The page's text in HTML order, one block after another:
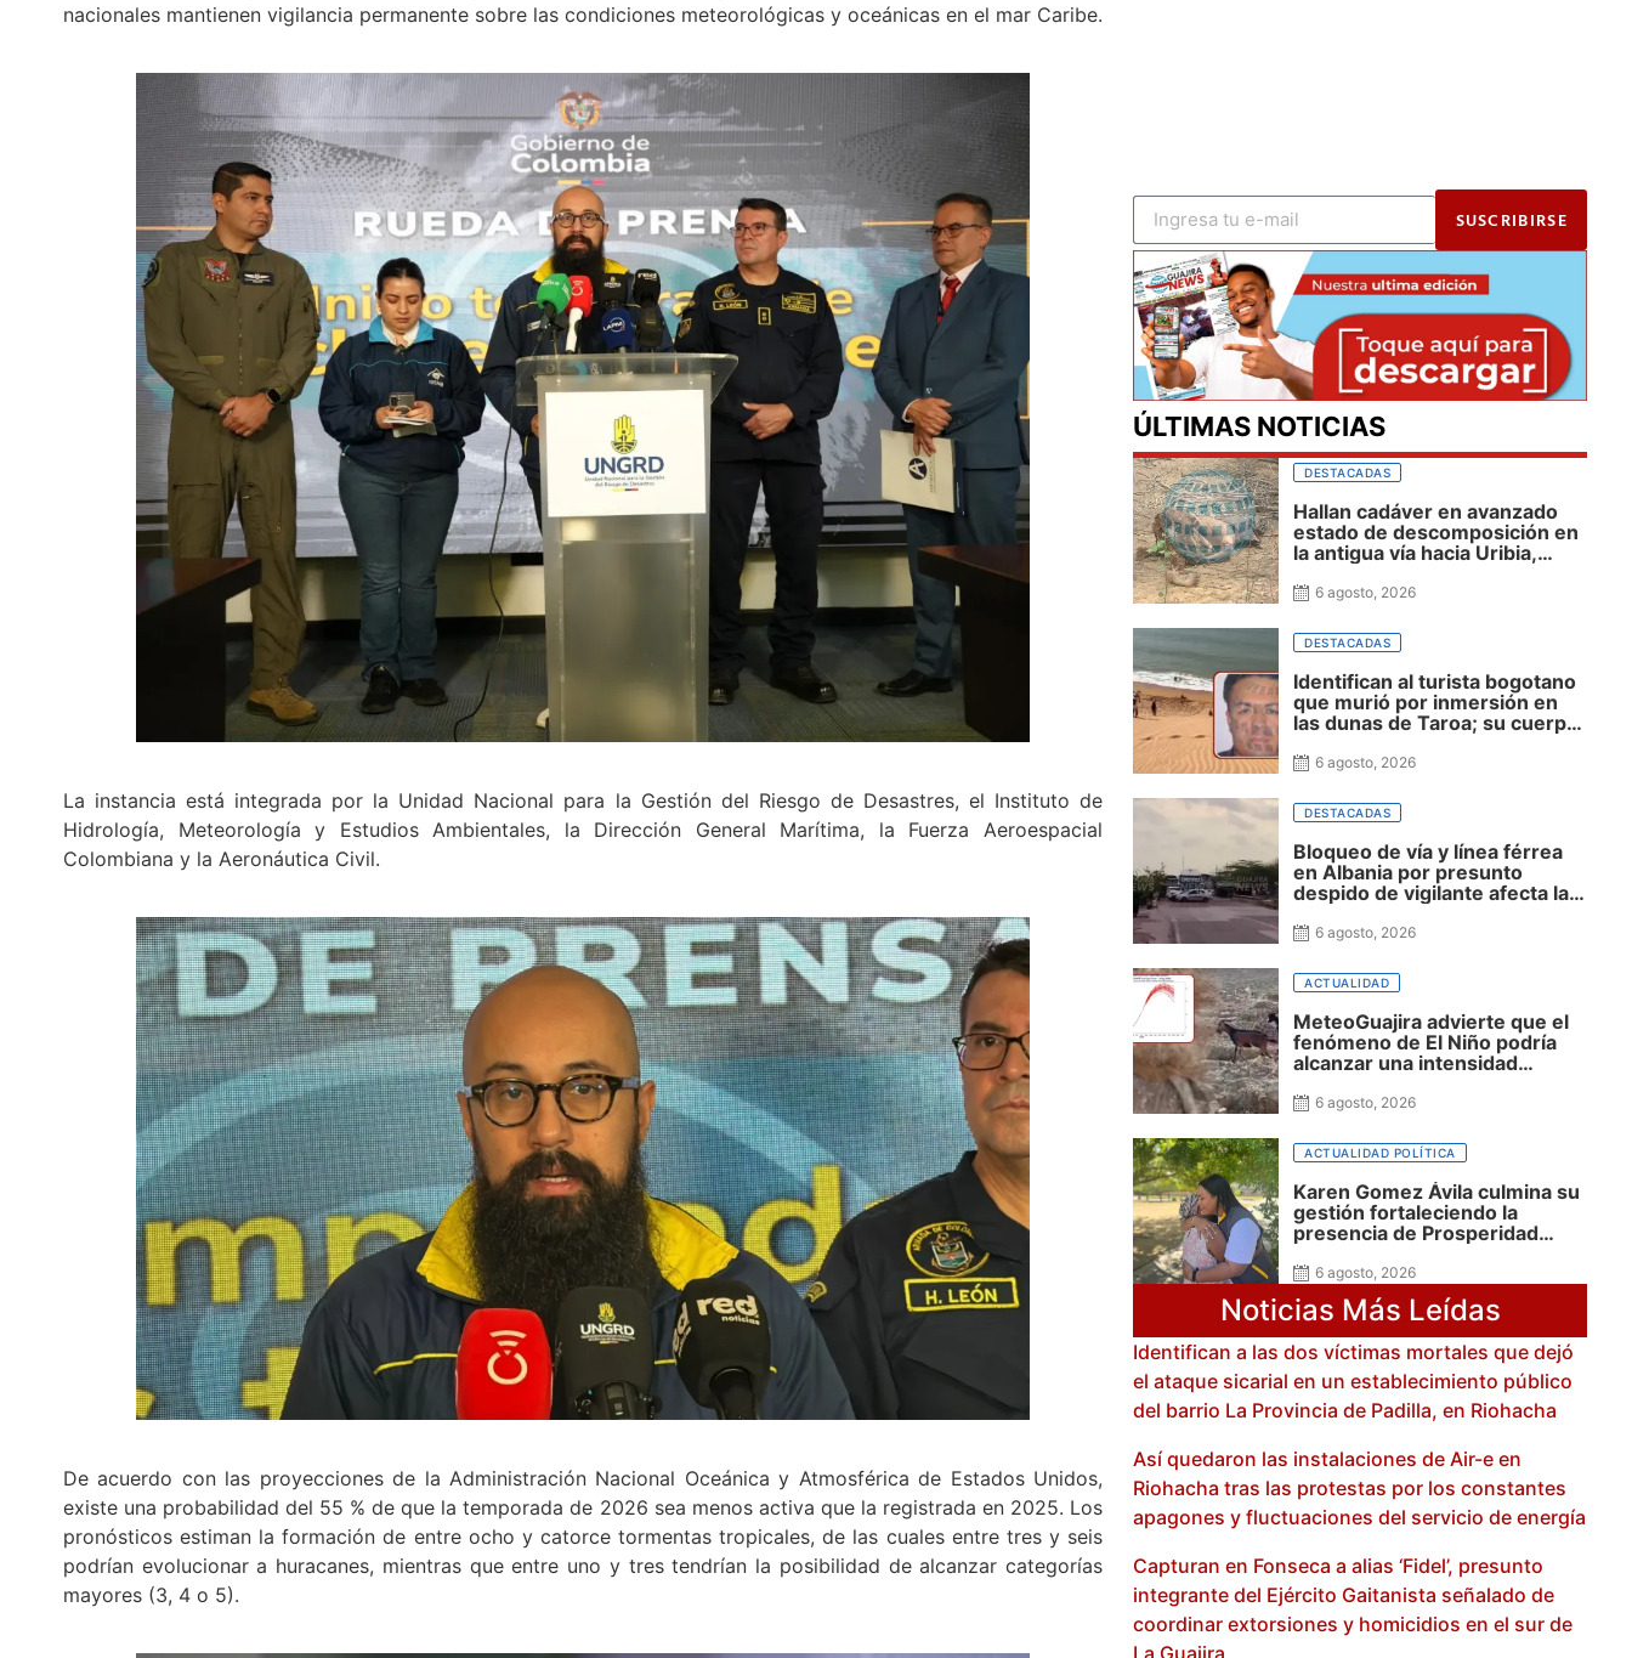
nacionales mantienen vigilancia permanente sobre las condiciones meteorológicas y oceánicas en el mar Caribe.
La instancia está integrada por la Unidad Nacional para la Gestión del Riesgo de Desastres, el Instituto de
Hidrología, Meteorología y Estudios Ambientales, la Dirección General Marítima, la Fuerza Aeroespacial
Colombiana y la Aeronáutica Civil.
De acuerdo con las proyecciones de la Administración Nacional Oceánica y Atmosférica de Estados Unidos,
existe una probabilidad del 55 % de que la temporada de 2026 sea menos activa que la registrada en 2025. Los
pronósticos estiman la formación de entre ocho y catorce tormentas tropicales, de las cuales entre tres y seis
podrían evolucionar a huracanes, mientras que entre uno y tres tendrían la posibilidad de alcanzar categorías
mayores (3, 4 o 5).
SUSCRIBIRSE
ÚLTIMAS NOTICIAS
DESTACADAS
Hallan cadáver en avanzado
estado de descomposición en
la antigua vía hacia Uribia,
6 agosto, 2026
DESTACADAS
Identifican al turista bogotano
que murió por inmersión en
las dunas de Taroa; su cuerpo
espera de ser trasladado
6 agosto, 2026
DESTACADAS
Bloqueo de vía y línea férrea
en Albania por presunto
despido de vigilante afecta la
Manaure y la Alta Guajira
6 agosto, 2026
ACTUALIDAD
MeteoGuajira advierte que el
fenómeno de El Niño podría
alcanzar una intensidad
hasta 2027
6 agosto, 2026
ACTUALIDAD POLÍTICA
Karen Gomez Ávila culmina su
gestión fortaleciendo la
presencia de Prosperidad
6 agosto, 2026
Noticias Más Leídas
Identifican a las dos víctimas mortales que dejó
el ataque sicarial en un establecimiento público
del barrio La Provincia de Padilla, en Riohacha
Así quedaron las instalaciones de Air-e en
Riohacha tras las protestas por los constantes
apagones y fluctuaciones del servicio de energía
Capturan en Fonseca a alias ‘Fidel’, presunto
integrante del Ejército Gaitanista señalado de
coordinar extorsiones y homicidios en el sur de